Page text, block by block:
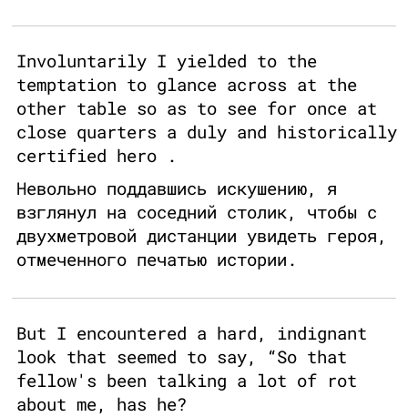
Involuntarily I yielded to the
temptation to glance across at the
other table so as to see for once at
close quarters a duly and historically
certified hero .
Невольно поддавшись искушению, я
взглянул на соседний столик, чтобы с
двухметровой дистанции увидеть героя,
отмеченного печатью истории.
But I encountered a hard, indignant
look that seemed to say, “So that
fellow's been talking a lot of rot
about me, has he?